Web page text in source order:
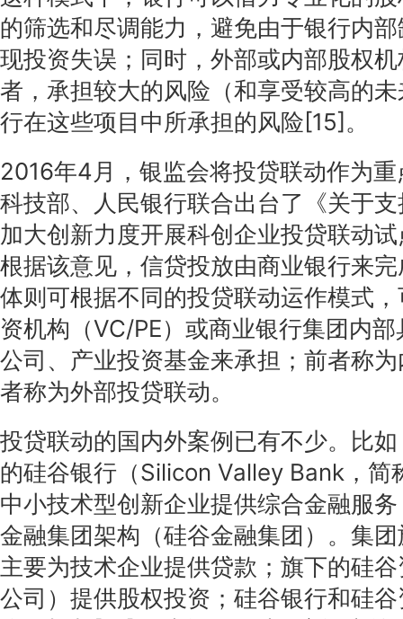
的筛选和尽调能力，避免由于银行内
现投资失误；同时，外部或内部股权
者，承担较大的风险（和享受较高的
行在这些项目中所承担的风险[15]。
2016年4月，银监会将投贷联动作为
科技部、人民银行联合出台了《关于
加大创新力度开展科创企业投贷联动
根据该意见，信贷投放由商业银行来
体则可根据不同的投贷联动运作模式
资机构（VC/PE）或商业银行集团内
公司、产业投资基金来承担；前者称
者称为外部投贷联动。
投贷联动的国内外案例已有不少。比
的硅谷银行（Silicon Valley Bank，简
中小技术型创新企业提供综合金融服
金融集团架构（硅谷金融集团）。集
主要为技术企业提供贷款；旗下的硅
公司）提供股权投资；硅谷银行和硅